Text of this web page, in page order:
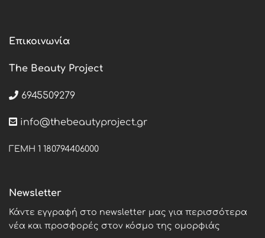
Επικοινωνία
The Beauty Project
6945509279
info@thebeautyproject.gr
ΓΕΜΗ 1 180794406000
Newsletter
Κάντε εγγραφή στο newsletter μας για περισσότερα
νέα και προσφορές στον κόσμο της ομορφιάς